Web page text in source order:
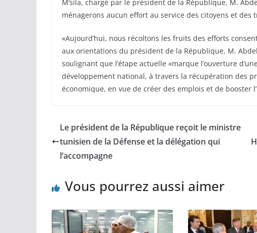
M’sila, chargé par le président de la République, M.
ménagerons aucun effort au service des citoyens et des
«Aujourd’hui, nous récoltons les fruits des efforts
aux orientations du président de la République, M.
soulignant que l’étape actuelle «marque l’ouverture
développement national, à travers la récupération des
économique, en vue de créer des emplois et de booster
Le président de la République reçoit le ministre
tunisien de la Défense et la délégation qui
l’accompagne
Vous pourrez aussi aimer